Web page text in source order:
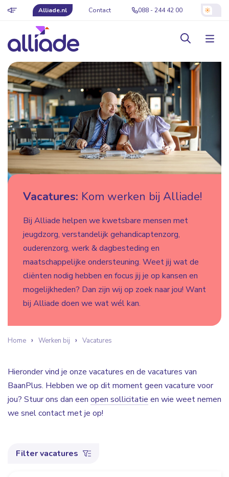
Alliade.nl Contact 088 - 244 42 00
Vacatures: Kom werken bij Alliade!
Bij Alliade helpen we kwetsbare mensen met
jeugdzorg, verstandelijk gehandicaptenzorg,
ouderenzorg, werk & dagbesteding en
maatschappelijke ondersteuning. Weet jij wat de
cliënten nodig hebben en focus jij je op kansen en
mogelijkheden? Dan zijn wij op zoek naar jou! Want
bij Alliade doen we wat wél kan.
Home Werken bij Vacatures
Hieronder vind je onze vacatures en de vacatures van
BaanPlus. Hebben we op dit moment geen vacature voor
jou? Stuur ons dan een open sollicitatie en wie weet nemen
we snel contact met je op!
Filter vacatures